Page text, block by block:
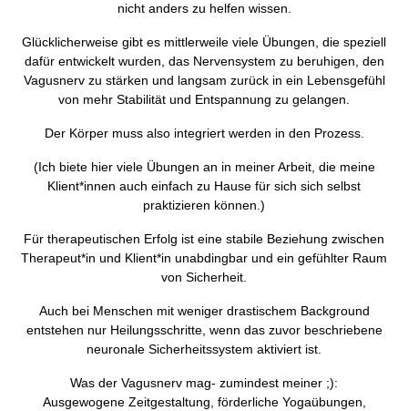
nicht anders zu helfen wissen.
Glücklicherweise gibt es mittlerweile viele Übungen, die speziell
dafür entwickelt wurden, das Nervensystem zu beruhigen, den
Vagusnerv zu stärken und langsam zurück in ein Lebensgefühl
von mehr Stabilität und Entspannung zu gelangen.
Der Körper muss also integriert werden in den Prozess.
(Ich biete hier viele Übungen an in meiner Arbeit, die meine
Klient*innen auch einfach zu Hause für sich sich selbst
praktizieren können.)
Für therapeutischen Erfolg ist eine stabile Beziehung zwischen
Therapeut*in und Klient*in unabdingbar und ein gefühlter Raum
von Sicherheit.
Auch bei Menschen mit weniger drastischem Background
entstehen nur Heilungsschritte, wenn das zuvor beschriebene
neuronale Sicherheitssystem aktiviert ist.
Was der Vagusnerv mag- zumindest meiner ;):
Ausgewogene Zeitgestaltung, förderliche Yogaübungen,